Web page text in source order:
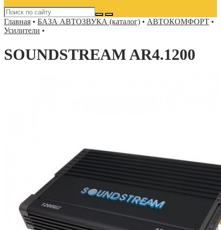
Главная • БАЗА АВТОЗВУКА (каталог) • АВТОКОМФОРТ •
Усилители •
SOUNDSTREAM AR4.1200